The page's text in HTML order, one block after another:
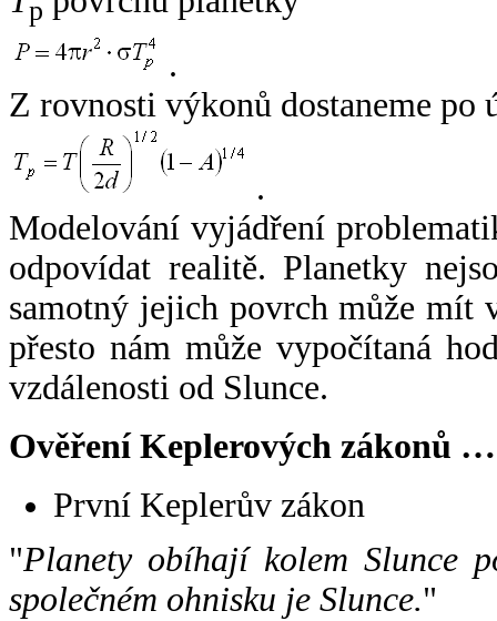
p
.
Z rovnosti výkonů dostaneme po
.
Modelování vyjádření
odpovídat realitě. Planetky
samotný jejich povrch může mít
přesto nám může vypočítaná
vzdálenosti od Slunce.
Ověření Keplerových zákonů …
První Keplerův zákon
"Planety obíhají kolem Slunce
společném ohnisku je Slunce."